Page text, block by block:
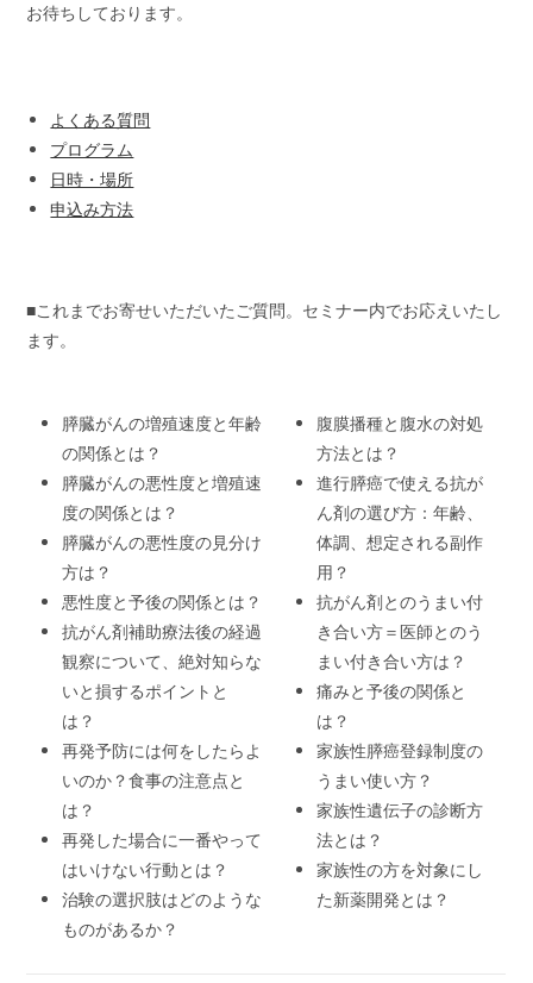
お待ちしております。
よくある質問
プログラム
日時・場所
申込み方法
■これまでお寄せいただいたご質問。セミナー内でお応えいたし
ます。
膵臓がんの増殖速度と年齢
の関係とは？
膵臓がんの悪性度と増殖速
度の関係とは？
膵臓がんの悪性度の見分け
方は？
悪性度と予後の関係とは？
抗がん剤補助療法後の経過
観察について、絶対知らな
いと損するポイントと
は？
再発予防には何をしたらよ
いのか？食事の注意点と
は？
再発した場合に一番やって
はいけない行動とは？
治験の選択肢はどのような
ものがあるか？
腹膜播種と腹水の対処
方法とは？
進行膵癌で使える抗が
ん剤の選び方：年齢、
体調、想定される副作
用？
抗がん剤とのうまい付
き合い方＝医師とのう
まい付き合い方は？
痛みと予後の関係と
は？
家族性膵癌登録制度の
うまい使い方？
家族性遺伝子の診断方
法とは？
家族性の方を対象にし
た新薬開発とは？